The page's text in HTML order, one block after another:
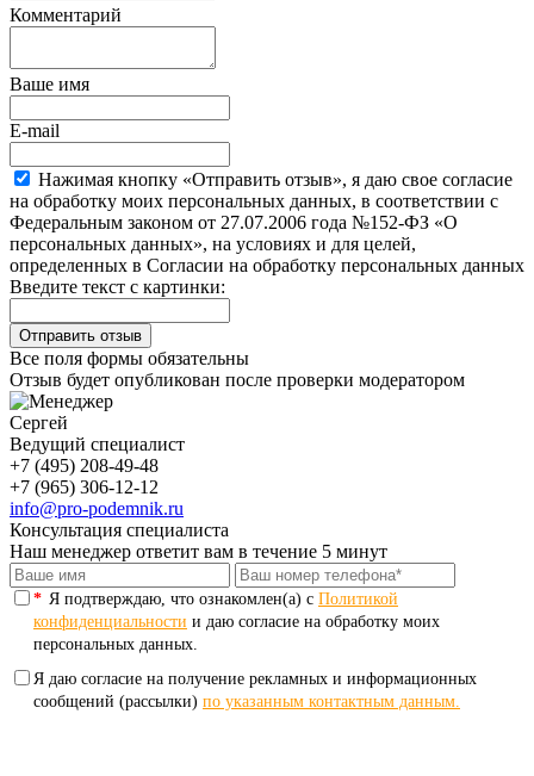
Комментарий
Ваше имя
E-mail
Нажимая кнопку «Отправить отзыв», я даю свое согласие
на обработку моих персональных данных, в соответствии с
Федеральным законом от 27.07.2006 года №152-ФЗ «О
персональных данных», на условиях и для целей,
определенных в Согласии на обработку персональных данных
Введите текст с картинки:
Все поля формы обязательны
Отзыв будет опубликован после проверки модератором
Сергей
Ведущий специалист
+7 (495) 208-49-48
+7 (965) 306-12-12
info@pro-podemnik.ru
Консультация специалиста
Наш менеджер ответит вам в течение 5 минут
* Я подтверждаю, что ознакомлен(а) с Политикой
конфиденциальности и даю согласие на обработку моих
персональных данных.
Я даю согласие на получение рекламных и информационных
сообщений (рассылки) по указанным контактным данным.